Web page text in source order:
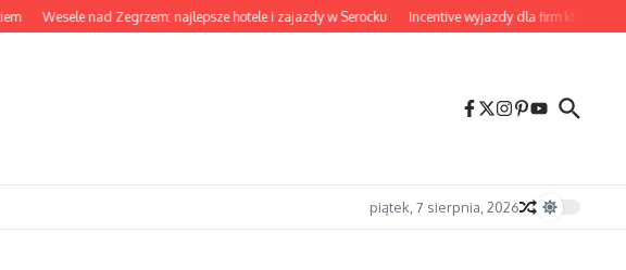
Wesele nad Zegrzem: najlepsze hotele i zajazdy w Serocku Incentive wyjazdy dla firm które naprawdę
piątek, 7 sierpnia, 2026